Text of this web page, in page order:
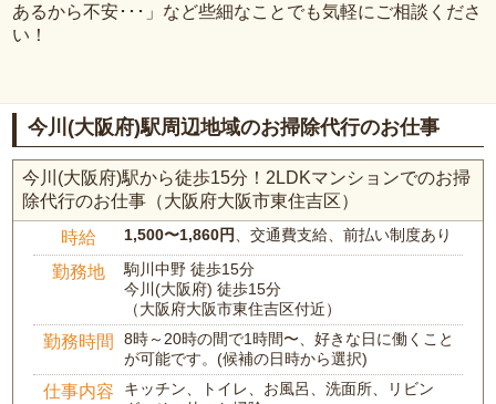
あるから不安･･･」など些細なことでも気軽にご相談くださ
い！
今川(大阪府)駅周辺地域のお掃除代行のお仕事
今川(大阪府)駅から徒歩15分！2LDKマンションでのお掃
除代行のお仕事（大阪府大阪市東住吉区）
時給 1,500〜1,860円、交通費支給、前払い制度あり
勤務地
駒川中野 徒歩15分
今川(大阪府) 徒歩15分
（大阪府大阪市東住吉区付近）
勤務時間
8時～20時の間で1時間〜、好きな日に働くこと
が可能です。(候補の日時から選択)
仕事内容
キッチン、トイレ、お風呂、洗面所、リビン